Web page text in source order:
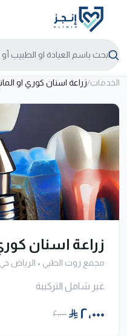
الخدمات/زراعة اسنان كوري او
زراعة اسنان
مجمع روت الطبي • الرياض
غير شامل التركيبة
٢٬٠٠٠ ٢٬٠٠٠